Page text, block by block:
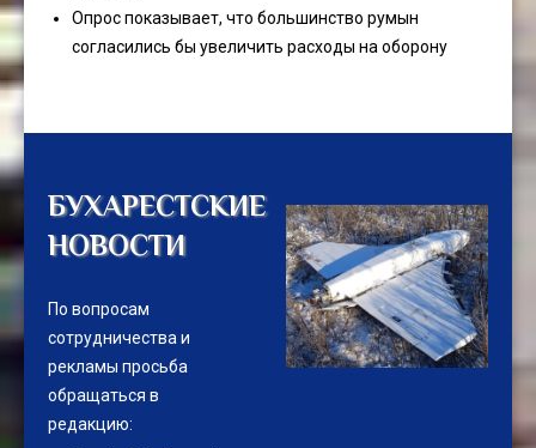
Опрос показывает, что большинство румын
согласились бы увеличить расходы на оборону
БУХАРЕСТСКИЕ
НОВОСТИ
По вопросам
сотрудничества и
рекламы просьба
обращаться в
редакцию: